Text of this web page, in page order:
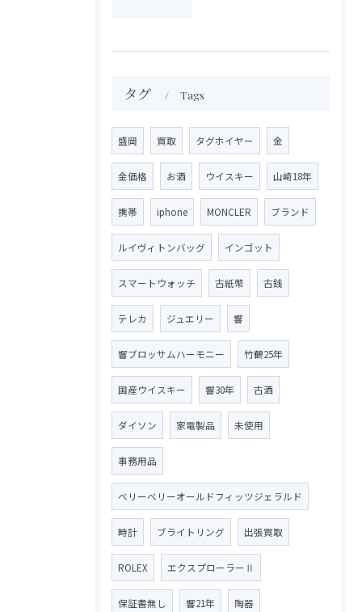
タグ Tags
盛岡 買取 タグホイヤー 金
金価格 お酒 ウイスキー 山崎18年
携帯 iphone MONCLER ブランド
ルイヴィトンバッグ インゴット
スマートウォッチ 古紙幣 古銭
テレカ ジュエリー 響
響ブロッサムハーモニー 竹鶴25年
国産ウイスキー 響30年 古酒
ダイソン 家電製品 未使用
事務用品
ベリーベリーオールドフィッツジェラルド
時計 ブライトリング 出張買取
ROLEX エクスプローラーⅡ
保証書無し 響21年 陶器